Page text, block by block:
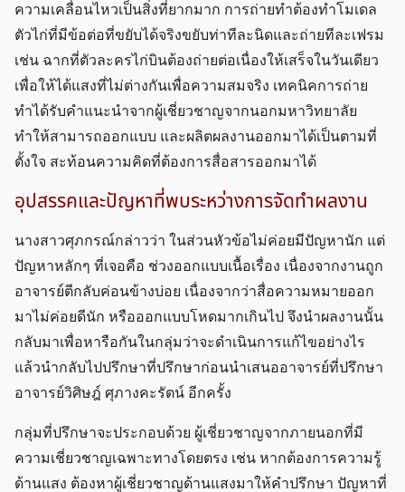
ความเคลื่อนไหวเป็นสิ่งที่ยากมาก การถ่ายทำต้องทำโมเดล
ตัวไก่ที่มีข้อต่อที่ขยับได้จริงขยับท่าทีละนิดและถ่ายทีละเฟรม
เช่น ฉากที่ตัวละครไก่บินต้องถ่ายต่อเนื่องให้เสร็จในวันเดียว
เพื่อให้ได้แสงที่ไม่ต่างกันเพื่อความสมจริง เทคนิคการถ่าย
ทำได้รับคำแนะนำจากผู้เชี่ยวชาญจากนอกมหาวิทยาลัย
ทำให้สามารถออกแบบ และผลิตผลงานออกมาได้เป็นตามที่
ตั้งใจ สะท้อนความคิดที่ต้องการสื่อสารออกมาได้
อุปสรรคและปัญหาที่พบระหว่างการจัดทำผลงาน
นางสาวศุภกรณ์กล่าวว่า ในส่วนหัวข้อไม่ค่อยมีปัญหานัก แต่
ปัญหาหลักๆ ที่เจอคือ ช่วงออกแบบเนื้อเรื่อง เนื่องจากงานถูก
อาจารย์ตีกลับค่อนข้างบ่อย เนื่องจากว่าสื่อความหมายออก
มาไม่ค่อยดีนัก หรือออกแบบโหดมากเกินไป จึงนำผลงานนั้น
กลับมาเพื่อหารือกันในกลุ่มว่าจะดำเนินการแก้ไขอย่างไร
แล้วนำกลับไปปรึกษาที่ปรึกษาก่อนนำเสนออาจารย์ที่ปรึกษา
อาจารย์วิศิษฎ์ ศุภางคะรัตน์ อีกครั้ง
กลุ่มที่ปรึกษาจะประกอบด้วย ผู้เชี่ยวชาญจากภายนอกที่มี
ความเชี่ยวชาญเฉพาะทางโดยตรง เช่น หากต้องการความรู้
ด้านแสง ต้องหาผู้เชี่ยวชาญด้านแสงมาให้คำปรึกษา ปัญหาที่